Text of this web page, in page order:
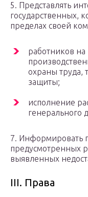
5. Представлять
государственных,
пределах своей
работников
охраны труда,
защиты;
исполнение
генерального
7. Информировать
предусмотренных
выявленных
ІІІ. Права